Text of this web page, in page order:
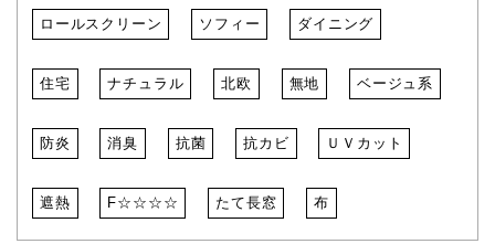
ロールスクリーン ソフィー ダイニング
住宅 ナチュラル 北欧 無地 ベージュ系
防炎 消臭 抗菌 抗カビ ＵＶカット
遮熱 F☆☆☆☆ たて長窓 布